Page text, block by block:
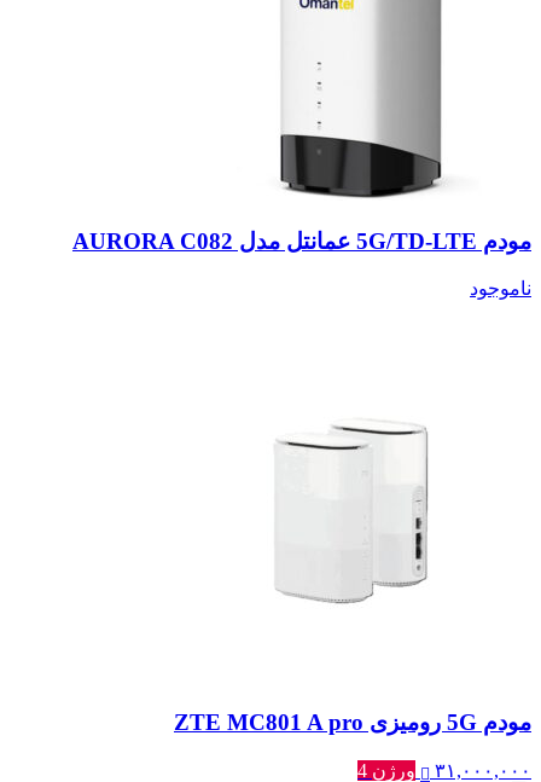
مودم 5G/TD-LTE عمانتل مدل AURORA C082
ناموجود
مودم 5G رومیزی ZTE MC801 A pro
۳۱,۰۰۰,۰۰۰ ورژن 4